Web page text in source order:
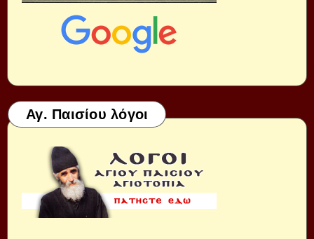
Αγ. Παισίου λόγοι